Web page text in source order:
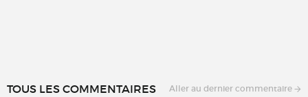
TOUS LES COMMENTAIRES Aller au dernier commentaire